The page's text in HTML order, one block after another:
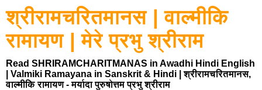
श्रीरामचरितमानस | वाल्मीकि
रामायण | मेरे प्रभु श्रीराम
Read SHRIRAMCHARITMANAS in Awadhi Hindi English
| Valmiki Ramayana in Sanskrit & Hindi | श्रीरामचरितमानस,
वाल्मीकि रामायण - मर्यादा पुरुषोत्तम प्रभु श्रीराम